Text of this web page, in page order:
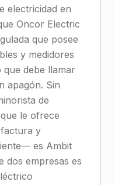
electricidad en
Oncor Electric
que posee
y medidores
debe llamar
apagón. Sin
de
le ofrece
y
es Ambit
dos empresas es